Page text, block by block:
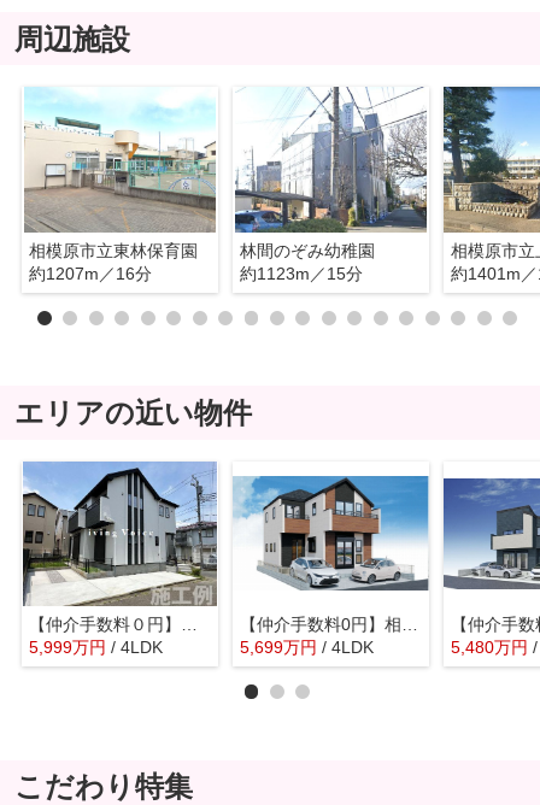
周辺施設
相模原市立東林保育園
約1207m／16分
林間のぞみ幼稚園
約1123m／15分
約1401m
エリアの近い物件
【仲介手数料０円】相模原市南区栄町3期 新築一戸建て
5,999万円 / 4LDK
【仲介手数料0円】相模原市南区大野台11期 新築一戸建て
5,699万円 / 4LDK 5,480万円
こだわり特集